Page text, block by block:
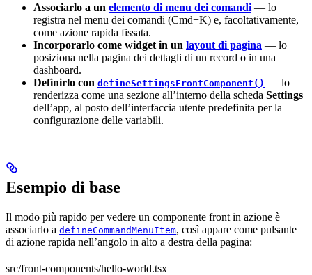
Associarlo a un elemento di menu dei comandi — lo
registra nel menu dei comandi (Cmd+K) e, facoltativamente,
come azione rapida fissata.
Incorporarlo come widget in un layout di pagina — lo
posiziona nella pagina dei dettagli di un record o in una
dashboard.
Definirlo con defineSettingsFrontComponent() — lo
renderizza come una sezione all’interno della scheda Settings
dell’app, al posto dell’interfaccia utente predefinita per la
configurazione delle variabili.
Esempio di base
Il modo più rapido per vedere un componente front in azione è
associarlo a defineCommandMenuItem, così appare come pulsante
di azione rapida nell’angolo in alto a destra della pagina:
src/front-components/hello-world.tsx